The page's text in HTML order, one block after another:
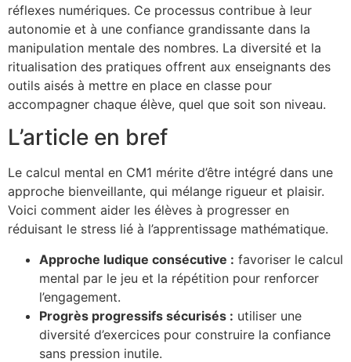
réflexes numériques. Ce processus contribue à leur
autonomie et à une confiance grandissante dans la
manipulation mentale des nombres. La diversité et la
ritualisation des pratiques offrent aux enseignants des
outils aisés à mettre en place en classe pour
accompagner chaque élève, quel que soit son niveau.
L’article en bref
Le calcul mental en CM1 mérite d’être intégré dans une
approche bienveillante, qui mélange rigueur et plaisir.
Voici comment aider les élèves à progresser en
réduisant le stress lié à l’apprentissage mathématique.
Approche ludique consécutive : favoriser le calcul
mental par le jeu et la répétition pour renforcer
l’engagement.
Progrès progressifs sécurisés : utiliser une
diversité d’exercices pour construire la confiance
sans pression inutile.